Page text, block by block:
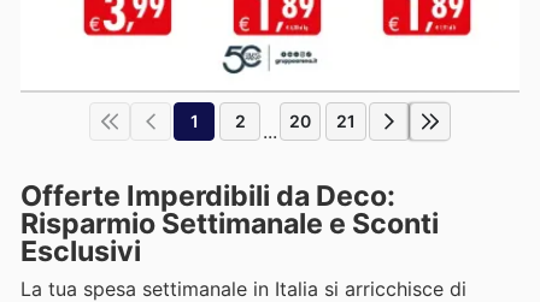
1 2 ... 20 21
Offerte Imperdibili da Deco:
Risparmio Settimanale e Sconti
Esclusivi
La tua spesa settimanale in Italia si arricchisce di